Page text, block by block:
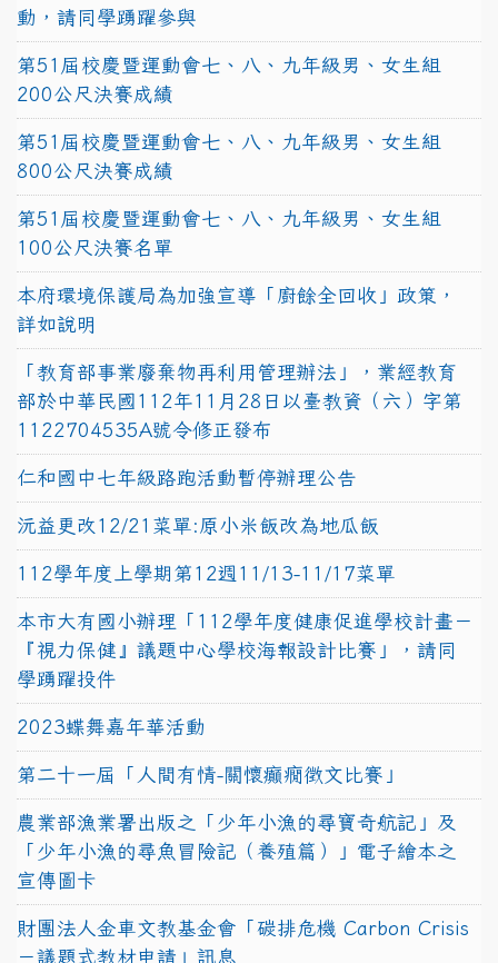
動，請同學踴躍參與
第51屆校慶暨運動會七、八、九年級男、女生組
200公尺決賽成績
第51屆校慶暨運動會七、八、九年級男、女生組
800公尺決賽成績
第51屆校慶暨運動會七、八、九年級男、女生組
100公尺決賽名單
本府環境保護局為加強宣導「廚餘全回收」政策，
詳如說明
「教育部事業廢棄物再利用管理辦法」，業經教育
部於中華民國112年11月28日以臺教資（六）字第
1122704535A號令修正發布
仁和國中七年級路跑活動暫停辦理公告
沅益更改12/21菜單:原小米飯改為地瓜飯
112學年度上學期第12週11/13-11/17菜單
本市大有國小辦理「112學年度健康促進學校計畫－
『視力保健』議題中心學校海報設計比賽」，請同
學踴躍投件
2023蝶舞嘉年華活動
第二十一屆「人間有情-關懷癲癇徵文比賽」
農業部漁業署出版之「少年小漁的尋寶奇航記」及
「少年小漁的尋魚冒險記（養殖篇）」電子繪本之
宣傳圖卡
財團法人金車文教基金會「碳排危機 Carbon Crisis
－議題式教材申請」訊息